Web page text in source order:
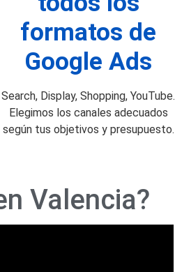
formatos de
Google Ads
Search, Display, Shopping, YouTube.
Elegimos los canales adecuados
según tus objetivos y presupuesto.
Valencia?